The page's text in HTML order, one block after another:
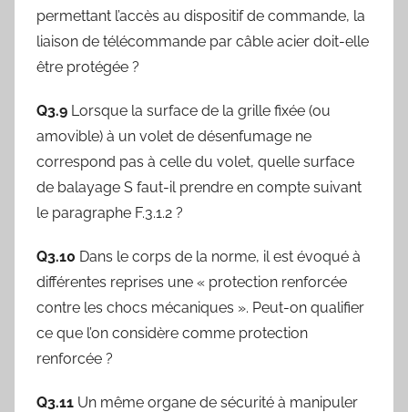
permettant l’accès au dispositif de commande, la
liaison de télécommande par câble acier doit-elle
être protégée ?
Q3.9 Lorsque la surface de la grille fixée (ou
amovible) à un volet de désenfumage ne
correspond pas à celle du volet, quelle surface
de balayage S faut-il prendre en compte suivant
le paragraphe F.3.1.2 ?
Q3.10 Dans le corps de la norme, il est évoqué à
différentes reprises une « protection renforcée
contre les chocs mécaniques ». Peut-on qualifier
ce que l’on considère comme protection
renforcée ?
Q3.11 Un même organe de sécurité à manipuler